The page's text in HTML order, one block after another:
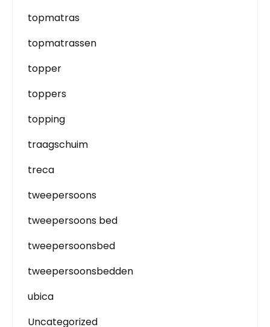
topmatras
topmatrassen
topper
toppers
topping
traagschuim
treca
tweepersoons
tweepersoons bed
tweepersoonsbed
tweepersoonsbedden
ubica
Uncategorized